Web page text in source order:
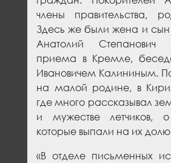
члены правительства,
Здесь же были жена и сын
Анатолий Степанович
приема в Кремле,
Ивановичем Калининым.
на малой родине, в
где много рассказывал
и мужестве летчиков,
которые выпали на их
«В отделе письменных